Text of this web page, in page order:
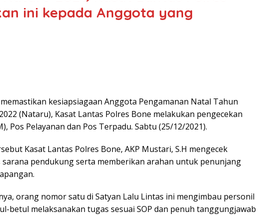
ini kepada Anggota yang
kesiapsiagaan Anggota Pengamanan Natal Tahun
(Nataru), Kasat Lantas Polres Bone melakukan pengecekan
Pos Pelayanan dan Pos Terpadu. Sabtu (25/12/2021).
Kasat Lantas Polres Bone, AKP Mustari, S.H mengecek
pendukung serta memberikan arahan untuk penunjang
orang nomor satu di Satyan Lalu Lintas ini mengimbau personil
betul melaksanakan tugas sesuai SOP dan penuh tanggungjawab